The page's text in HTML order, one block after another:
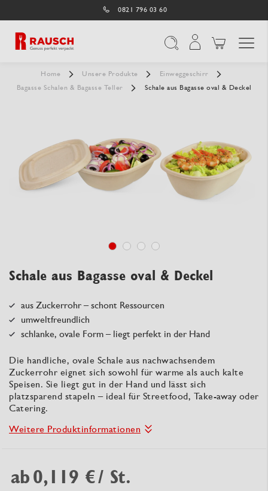
0821 796 03 60
Home Unsere Produkte
Einweggeschirr
Bagasse Schalen & Bagasse Teller
Schale aus Bagasse oval & Deckel
Schale aus Bagasse oval & Deckel
aus Zuckerrohr – schont Ressourcen
umweltfreundlich
schlanke, ovale Form – liegt perfekt in der Hand
Die handliche, ovale Schale aus nachwachsendem
Zuckerrohr eignet sich sowohl für warme als auch kalte
Speisen. Sie liegt gut in der Hand und lässt sich
platzsparend stapeln – ideal für Streetfood, Take-away oder
Catering.
Weitere Produktinformationen
ab0,119 €/ St.